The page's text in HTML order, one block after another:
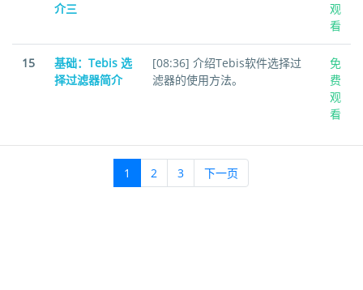
介三
观
看
15
基础：Tebis 选
择过滤器简介
[08:36] 介绍Tebis软件选择过
滤器的使用方法。
免
费
观
看
1 2 3 下一页